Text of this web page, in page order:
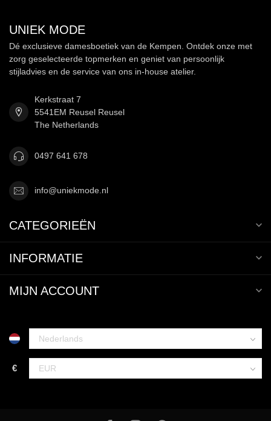
UNIEK MODE
Dé exclusieve damesboetiek van de Kempen. Ontdek onze met
zorg geselecteerde topmerken en geniet van persoonlijk
stijladvies en de service van ons in-house atelier.
Kerkstraat 7
5541EM Reusel Reusel
The Netherlands
0497 641 678
info@uniekmode.nl
CATEGORIEËN
INFORMATIE
MIJN ACCOUNT
€